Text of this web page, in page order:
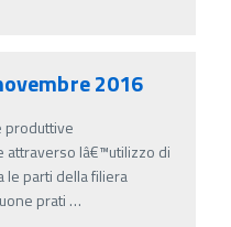
2016
produttive
attraverso lâ€™utilizzo di
le parti della filiera
prati …